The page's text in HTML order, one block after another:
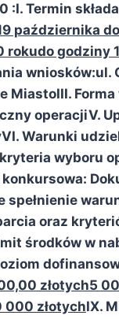
:I. Termin
października
rokudo godziny
wniosków:ul.
MiastoIII.
operacjiV.
VI. Warunki
wyboru
spełnienie
oraz
środków w
złotych5
000 złotychIX.